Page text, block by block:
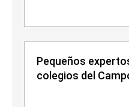
Pequeños
colegios del